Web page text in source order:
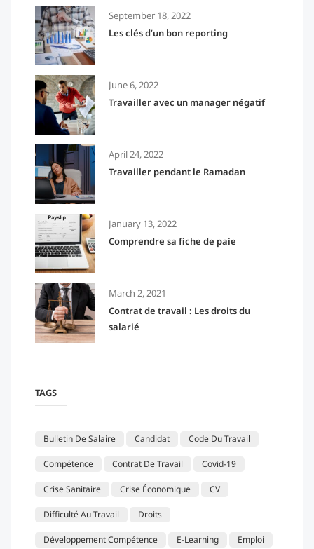
September 18, 2022
Les clés d’un bon reporting
June 6, 2022
Travailler avec un manager négatif
April 24, 2022
Travailler pendant le Ramadan
January 13, 2022
Comprendre sa fiche de paie
March 2, 2021
Contrat de travail : Les droits du
salarié
TAGS
Bulletin De Salaire Candidat Code Du Travail
Compétence Contrat De Travail Covid-19
Crise Sanitaire Crise Économique CV
Difficulté Au Travail Droits
Développement Compétence E-Learning Emploi